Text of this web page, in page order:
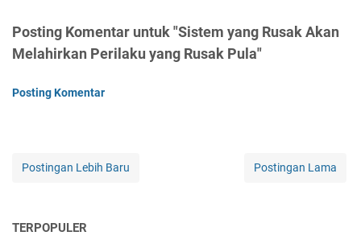
Posting Komentar untuk "Sistem yang Rusak Akan
Melahirkan Perilaku yang Rusak Pula"
Posting Komentar
Postingan Lebih Baru Postingan Lama
TERPOPULER